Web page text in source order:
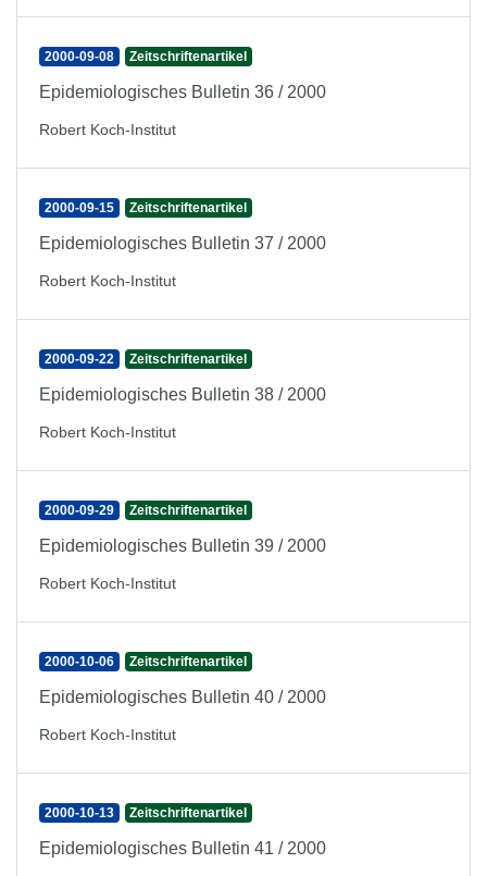
2000-09-08 Zeitschriftenartikel
Epidemiologisches Bulletin 36 / 2000
Robert Koch-Institut
2000-09-15 Zeitschriftenartikel
Epidemiologisches Bulletin 37 / 2000
Robert Koch-Institut
2000-09-22 Zeitschriftenartikel
Epidemiologisches Bulletin 38 / 2000
Robert Koch-Institut
2000-09-29 Zeitschriftenartikel
Epidemiologisches Bulletin 39 / 2000
Robert Koch-Institut
2000-10-06 Zeitschriftenartikel
Epidemiologisches Bulletin 40 / 2000
Robert Koch-Institut
2000-10-13 Zeitschriftenartikel
Epidemiologisches Bulletin 41 / 2000